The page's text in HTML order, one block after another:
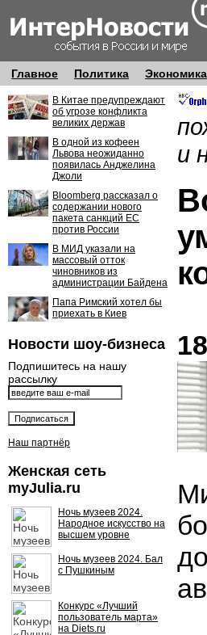
Главное Политика Экономика
В Китае предупреждают
об угрозе конфликта
великих держав
В одной из кофеен
Львова неожиданно
появилась Анджелина
Джоли
Bloomberg рассказал о
содержании нового
пакета санкций ЕС
против России
В МИД указали на
массовый отток
чиновников из
администрации Байдена
Папа Римский хотел бы
приехать в Киев
Новости шоу-бизнеса
Подпишитесь на нашу
рассылку
Наш партнёр
Женская сеть
myJulia.ru
Ночь музеев 2024.
Народное искусство на
высшем уровне
Ночь музеев 2024. Бал
с Пушкиным
Конкурс «Лучший
пользователь марта»
на Diets.ru
и